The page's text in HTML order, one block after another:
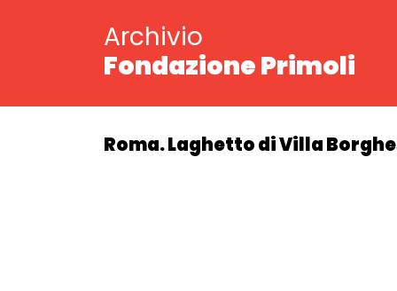
Archivio
Fondazione Primoli
Roma. Laghetto di Villa